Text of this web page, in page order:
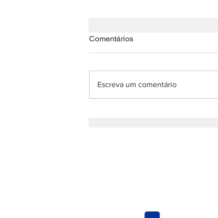
Comentários
Escreva um comentário